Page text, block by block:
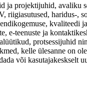
ja projektijuhid, avaliku
riigiasutused, haridus-,
kvaliteedi
e-teenuste ja
protsessijuhid
kelle ülesanne on
või kasutajakeskselt